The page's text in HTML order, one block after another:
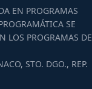
EN PROGRAMAS
SE
LOS PROGRAMAS DE
STO. DGO., REP.